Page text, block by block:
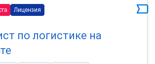
Лицензия
по логистике на